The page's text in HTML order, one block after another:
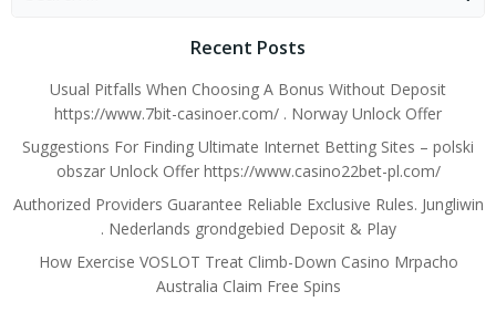
Recent Posts
Usual Pitfalls When Choosing A Bonus Without Deposit
https://www.7bit-casinoer.com/ . Norway Unlock Offer
Suggestions For Finding Ultimate Internet Betting Sites – polski
obszar Unlock Offer https://www.casino22bet-pl.com/
Authorized Providers Guarantee Reliable Exclusive Rules. Jungliwin
. Nederlands grondgebied Deposit & Play
How Exercise VOSLOT Treat Climb-Down Casino Mrpacho
Australia Claim Free Spins